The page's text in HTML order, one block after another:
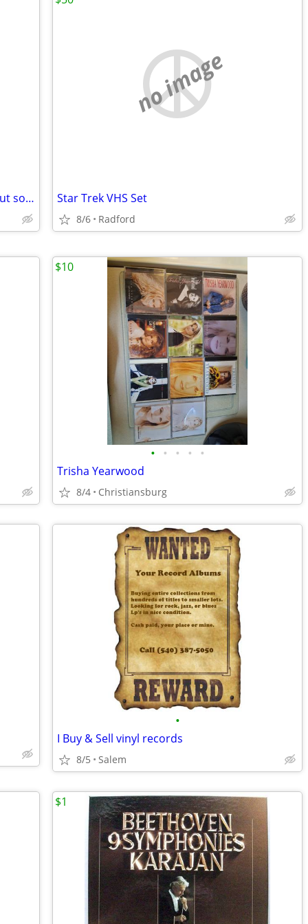
Mixed records 8"10"12" gospel mostly but some other stuff too
no image
Star Trek VHS Set
8/6 Radford
• • • • •
Trisha Yearwood
8/4 Christiansburg
$10
•
I Buy & Sell vinyl records
8/5 Salem
$1